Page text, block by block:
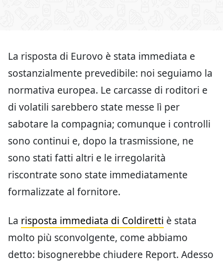
La risposta di Eurovo è stata immediata e
sostanzialmente prevedibile: noi seguiamo la
normativa europea. Le carcasse di roditori e
di volatili sarebbero state messe lì per
sabotare la compagnia; comunque i controlli
sono continui e, dopo la trasmissione, ne
sono stati fatti altri e le irregolarità
riscontrate sono state immediatamente
formalizzate al fornitore.
La risposta immediata di Coldiretti è stata
molto più sconvolgente, come abbiamo
detto: bisognerebbe chiudere Report. Adesso